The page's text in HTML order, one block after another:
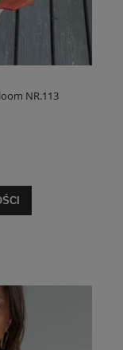
NR.113